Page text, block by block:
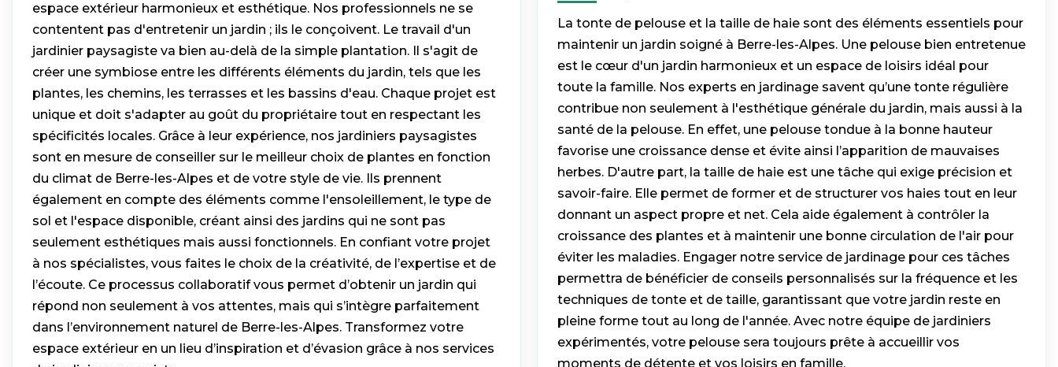
espace extérieur harmonieux et esthétique. Nos professionnels ne se
contentent pas d'entretenir un jardin ; ils le conçoivent. Le travail d'un
jardinier paysagiste va bien au-delà de la simple plantation. Il s'agit de
créer une symbiose entre les différents éléments du jardin, tels que les
plantes, les chemins, les terrasses et les bassins d'eau. Chaque projet est
unique et doit s'adapter au goût du propriétaire tout en respectant les
spécificités locales. Grâce à leur expérience, nos jardiniers paysagistes
sont en mesure de conseiller sur le meilleur choix de plantes en fonction
du climat de Berre-les-Alpes et de votre style de vie. Ils prennent
également en compte des éléments comme l'ensoleillement, le type de
sol et l'espace disponible, créant ainsi des jardins qui ne sont pas
seulement esthétiques mais aussi fonctionnels. En confiant votre projet
à nos spécialistes, vous faites le choix de la créativité, de l’expertise et de
l’écoute. Ce processus collaboratif vous permet d’obtenir un jardin qui
répond non seulement à vos attentes, mais qui s’intègre parfaitement
dans l’environnement naturel de Berre-les-Alpes. Transformez votre
espace extérieur en un lieu d’inspiration et d’évasion grâce à nos services
La tonte de pelouse et la taille de haie sont des éléments essentiels pour
maintenir un jardin soigné à Berre-les-Alpes. Une pelouse bien entretenue
est le cœur d'un jardin harmonieux et un espace de loisirs idéal pour
toute la famille. Nos experts en jardinage savent qu’une tonte régulière
contribue non seulement à l'esthétique générale du jardin, mais aussi à la
santé de la pelouse. En effet, une pelouse tondue à la bonne hauteur
favorise une croissance dense et évite ainsi l’apparition de mauvaises
herbes. D'autre part, la taille de haie est une tâche qui exige précision et
savoir-faire. Elle permet de former et de structurer vos haies tout en leur
donnant un aspect propre et net. Cela aide également à contrôler la
croissance des plantes et à maintenir une bonne circulation de l'air pour
éviter les maladies. Engager notre service de jardinage pour ces tâches
permettra de bénéficier de conseils personnalisés sur la fréquence et les
techniques de tonte et de taille, garantissant que votre jardin reste en
pleine forme tout au long de l'année. Avec notre équipe de jardiniers
expérimentés, votre pelouse sera toujours prête à accueillir vos
moments de détente et vos loisirs en famille.